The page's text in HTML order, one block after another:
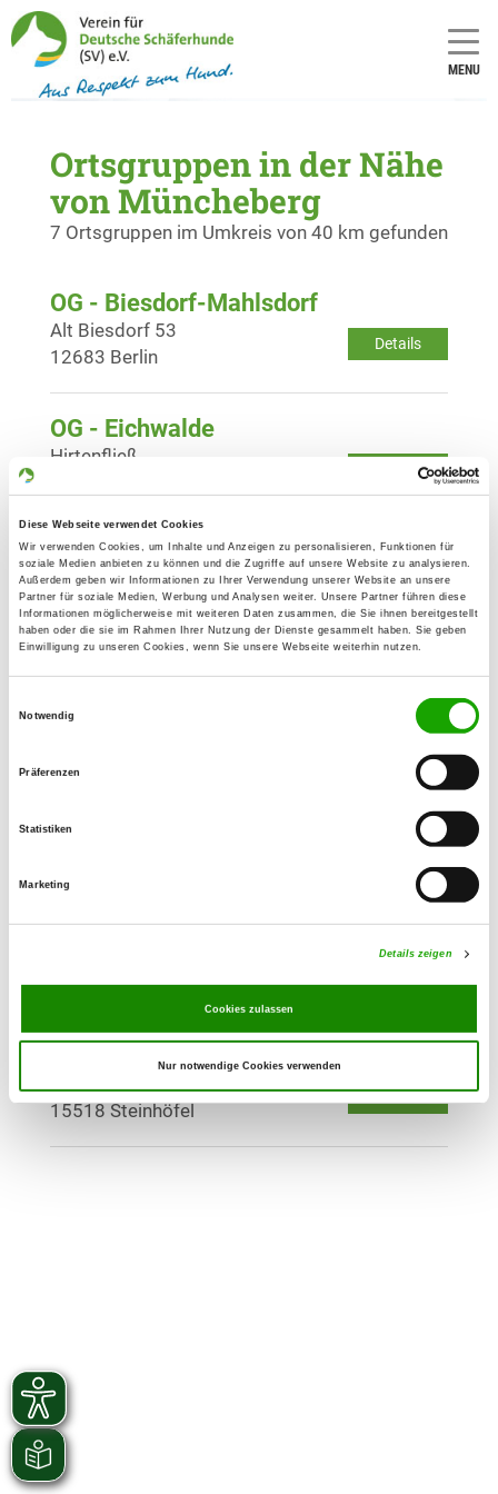
Diese Webseite verwendet Cookies
Wir verwenden Cookies, um Inhalte und Anzeigen zu personalisieren, Funktionen für
soziale Medien anbieten zu können und die Zugriffe auf unsere Website zu analysieren.
Außerdem geben wir Informationen zu Ihrer Verwendung unserer Website an unsere
Partner für soziale Medien, Werbung und Analysen weiter. Unsere Partner führen diese
Informationen möglicherweise mit weiteren Daten zusammen, die Sie ihnen bereitgestellt
haben oder die sie im Rahmen Ihrer Nutzung der Dienste gesammelt haben. Sie geben
Einwilligung zu unseren Cookies, wenn Sie unsere Webseite weiterhin nutzen.
Notwendig
Präferenzen
Statistiken
Marketing
Details zeigen
Cookies zulassen
Nur notwendige Cookies verwenden
MENU
Ortsgruppen in der Nähe
von Müncheberg
7 Ortsgruppen im Umkreis von 40 km gefunden
OG - Biesdorf-Mahlsdorf
Details
Alt Biesdorf 53
12683 Berlin
OG - Eichwalde
Details
Hirtenfließ
OG - Beeskow
Details
Ögelner Bahnhof, Am Waldrand 7
15848 Beeskow
OG - Spreenhagen
Details
Fürstenwalderstr. 6 b
Details
Jahnstr.
OG - Paulshof
15345 Rehfelde
OG - Steinhöfel
Details
Buchholzer Landstr. 6 A
15518 Steinhöfel